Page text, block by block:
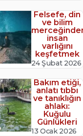
Felsefe, din
ve bilim
insan
varlığını
keşfetmek
24 Şubat 2026
Bakım etiği,
anlatı tıbbı
ve tanıklığın
ahlakı:
Kuğulu
Günlükleri
13 Ocak 2026